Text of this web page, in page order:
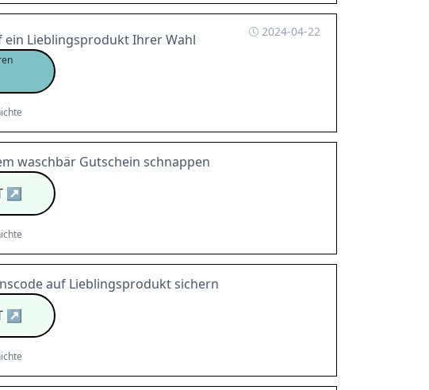
2024-04-22
ein Lieblingsprodukt Ihrer Wahl
waschbär Gutschein schnappen
↗
auf Lieblingsprodukt sichern
↗